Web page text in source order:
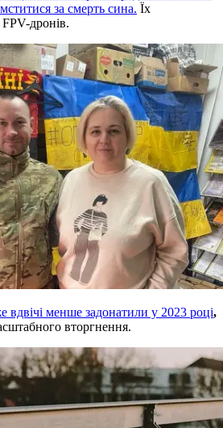
за смерть сина. Їх
дронів.
вдвічі менше задонатили у 2023 році,
вторгнення.